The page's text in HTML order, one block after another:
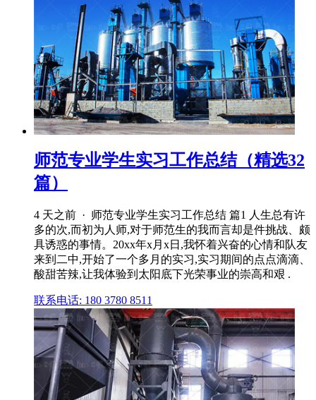
师范专业学生实习工作总结（精选32
篇）
4 天之前 · 师范专业学生实习工作总结 篇1 人生总有许
多的次,而初为人师,对于师范生的我而言却是件挑战、颇
具诱惑的事情。20xx年x月x日,我怀着兴奋的心情和队友
来到二中,开始了一个多月的实习,实习期间的点点滴滴、
酸甜苦辣,让我体验到太阳底下光荣事业的崇高和艰 .
联系电话: 180 3780 8511